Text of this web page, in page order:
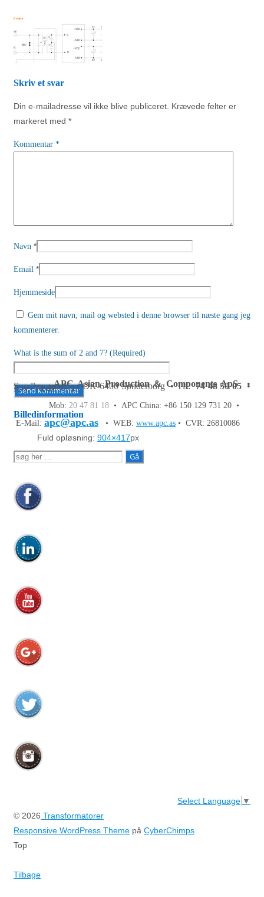
Skriv et svar
Din e-mailadresse vil ikke blive publiceret. Krævede felter er
markeret med *
Kommentar *
Navn *
Email *
Hjemmeside
Gem mit navn, mail og websted i denne browser til næste gang jeg
kommenterer.
What is the sum of 2 and 7? (Required)
Billedinformation
Fuld opløsning: 904×417px
APC Asian Production & Components ApS•
Sundkrogen 35 • DK-6400 Sønderborg • Tlf:74 48 50 05•
Fax: 74 48 50 45
Mob: 20 47 81 18 • APC China: +86 150 129 731 20 •
E-Mail: apc@apc.as • WEB: www.apc.as • CVR: 26810086
Søg
Select Language ▼
© 2026 Transformatorer
Responsive WordPress Theme på CyberChimps
Top
Tilbage